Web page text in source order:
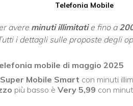
Telefonia Mobile
avere minuti illimitatie fino a
i dettagli sulle proposte degli
mobile di maggio 2025
Super Mobile Smart con minuti
più basso è Very 5,99 con